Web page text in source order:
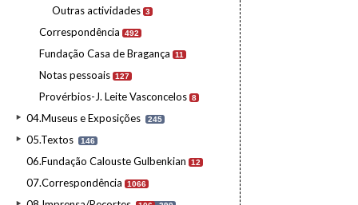
Outras actividades 3
Correspondência 492
Fundação Casa de Bragança 11
Notas pessoais 127
Provérbios-J. Leite Vasconcelos 8
04.Museus e Exposições 245
05.Textos 146
06.Fundação Calouste Gulbenkian 12
07.Correspondência 1066